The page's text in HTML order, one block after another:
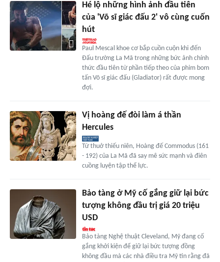
Hé lộ những hình ảnh đầu tiên
của 'Võ sĩ giác đấu 2' vô cùng cuốn
hút
Paul Mescal khoe cơ bắp cuồn cuộn khi đến
Đấu trường La Mã trong những bức ảnh chính
thức đầu tiên từ phần tiếp theo của phim bom
tấn Võ sĩ giác đấu (Gladiator) rất được mong
đợi.
Vị hoàng đế đòi làm á thần
Hercules
Từ thuở thiếu niên, Hoàng đế Commodus (161
- 192) của La Mã đã say mê sức mạnh và điên
cuồng luyện tập thể lực.
Bảo tàng ở Mỹ cố gắng giữ lại bức
tượng không đầu trị giá 20 triệu
USD
Bảo tàng Nghệ thuật Cleveland, Mỹ đang cố
gắng khởi kiện để giữ lại bức tượng đồng
không đầu mà các nhà điều tra Mỹ tin rằng đã